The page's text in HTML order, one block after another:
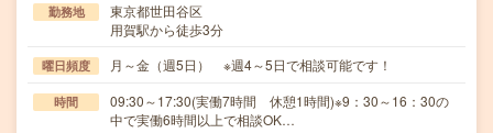
勤務地
東京都世田谷区
用賀駅から徒歩3分
曜日頻度 月～金（週5日） ※週4～5日で相談可能です！
時間
09:30～17:30(実働7時間 休憩1時間)※9：30～16：30の
中で実働6時間以上で相談OK…